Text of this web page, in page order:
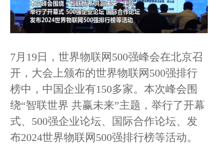
7月19日，世界物联网500强峰会在北京召
开，大会上颁布的世界物联网500强排行
榜中，中国企业有150多家。本次峰会围
绕“智联世界 共赢未来”主题，举行了开幕
式、500强企业论坛、国际合作论坛、发
布2024世界物联网500强排行榜等活动。